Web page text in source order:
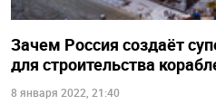
Зачем Россия создаёт
для строительства
8 января 2022, 21:40